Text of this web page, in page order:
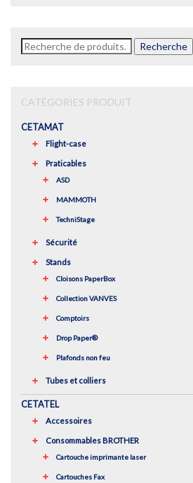
Recherche
pour :
Recherche
CATÉGORIES PRODUIT
CETAMAT
Flight-case
Praticables
ASD
MAMMOTH
TechniStage
Sécurité
Stands
Cloisons PaperBox
Collection VANVES
Comptoirs
Drop Paper®
Plafonds non feu
Tubes et colliers
CETATEL
Accessoires
Consommables BROTHER
Cartouche imprimante laser
Cartouches Fax